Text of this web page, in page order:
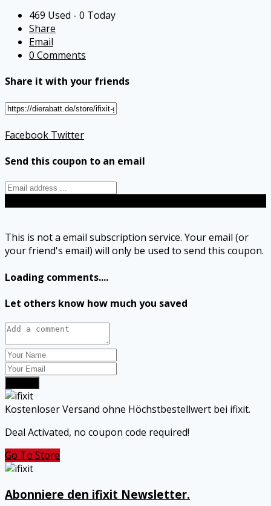
469 Used - 0 Today
Share
Email
0 Comments
Share it with your friends
Facebook Twitter
Send this coupon to an email
This is not a email subscription service. Your email (or
your friend's email) will only be used to send this coupon.
Loading comments....
Let others know how much you saved
Kostenloser Versand ohne Höchstbestellwert bei ifixit.
Deal Activated, no coupon code required!
Go To Store
Abonniere den ifixit Newsletter.